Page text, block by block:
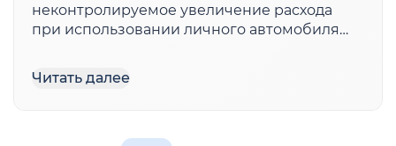
неконтролируемое увеличение расхода
при использовании личного автомобиля
дополнительным тратам. Если постепенно
и практически незаметно или, наоборот,
Читать далее